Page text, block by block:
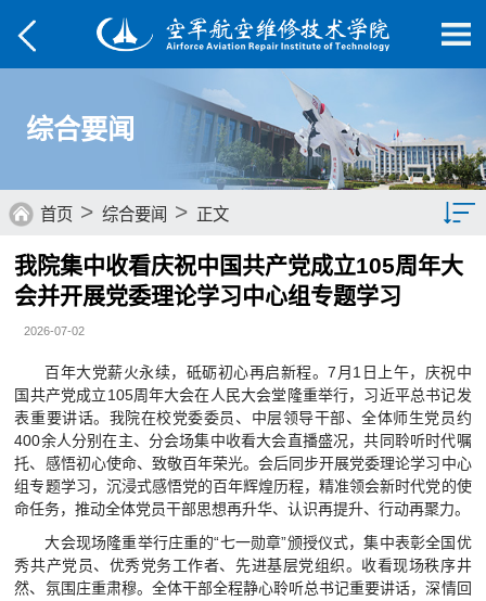
综合要闻
首页 > 综合要闻 > 正文
综合要闻
媒体航院
菁菁校园
学子风采
视频航院
教育家精神万里行
我院集中收看庆祝中国共产党成立105周年大
会并开展党委理论学习中心组专题学习
2026-07-02
百年大党薪火永续，砥砺初心再启新程。7月1日上午，庆祝中
国共产党成立105周年大会在人民大会堂隆重举行，习近平总书记发
表重要讲话。我院在校党委委员、中层领导干部、全体师生党员约
400余人分别在主、分会场集中收看大会直播盛况，共同聆听时代嘱
托、感悟初心使命、致敬百年荣光。会后同步开展党委理论学习中心
组专题学习，沉浸式感悟党的百年辉煌历程，精准领会新时代党的使
命任务，推动全体党员干部思想再升华、认识再提升、行动再聚力。
大会现场隆重举行庄重的“七一勋章”颁授仪式，集中表彰全国优
秀共产党员、优秀党务工作者、先进基层党组织。收看现场秩序井
然、氛围庄重肃穆。全体干部全程静心聆听总书记重要讲话，深情回